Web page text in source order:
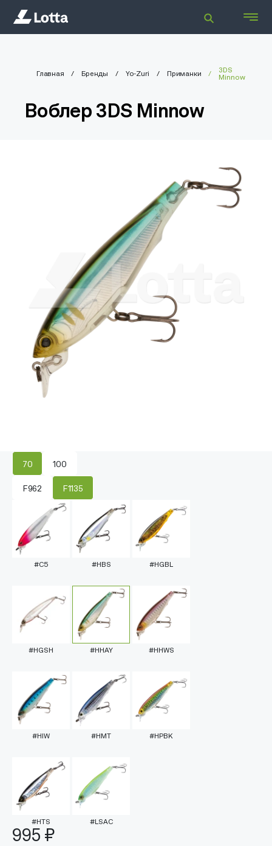
Главная Бренды Yo-Zuri Приманки
3DS
Minnow
Воблер 3DS Minnow
70 100
F962 F1135
#C5 #HBS #HGBL
#HGSH #HHAY #HHWS
#HIW #HMT #HPBK
#HTS #LSAC
995 ₽